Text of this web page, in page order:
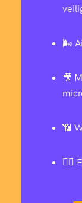
🌬️
🎥
📶
👨‍✈️